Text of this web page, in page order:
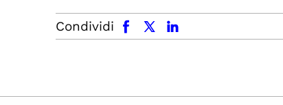
Condividi
facebook x.com linkedin